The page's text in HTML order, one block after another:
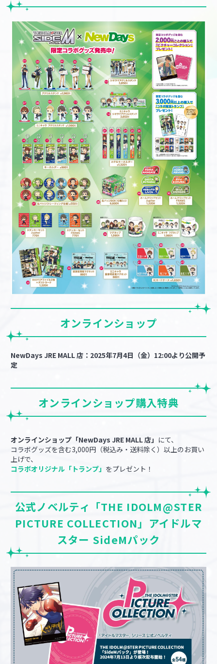
オンラインショップ
NewDays JRE MALL 店：2025年7月4日（金）12:00より公開予
定
オンラインショップ購入特典
オンラインショップ「NewDays JRE MALL 店」 にて、
コラボグッズを含む3,000円（税込み・送料除く）以上のお買い
上げで、
コラボオリジナル「トランプ」 をプレゼント！
公式ノベルティ「THE IDOLM@STER
PICTURE COLLECTION」アイドルマ
スター SideMパック